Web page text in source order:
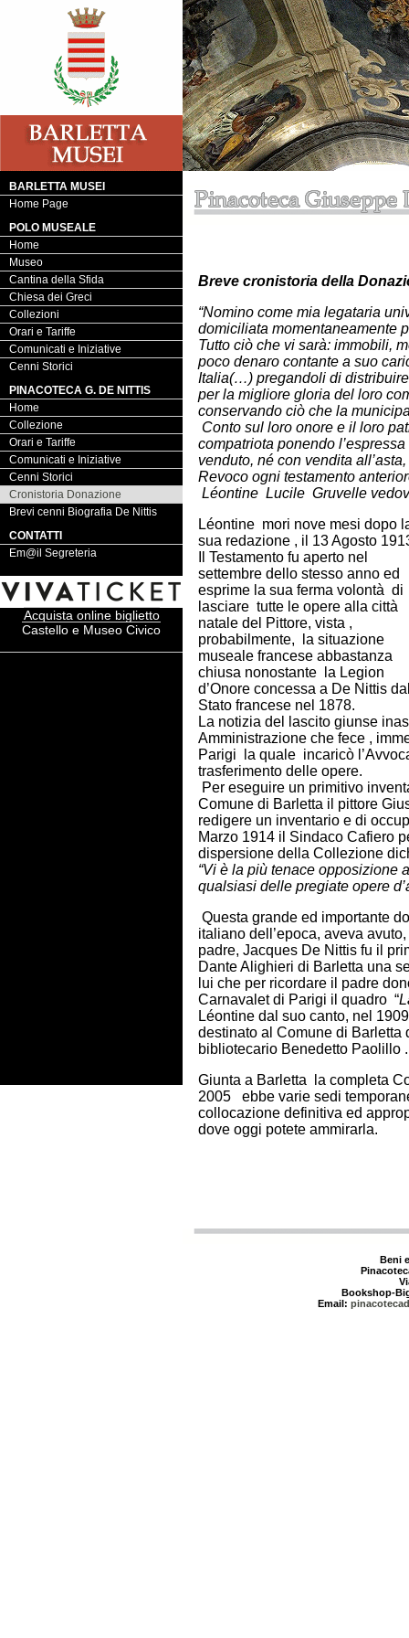
BARLETTA MUSEI
Home Page
POLO MUSEALE
Home
Museo
Cantina della Sfida
Chiesa dei Greci
Collezioni
Orari e Tariffe
Comunicati e Iniziative
Cenni Storici
PINACOTECA G. DE NITTIS
Home
Collezione
Orari e Tariffe
Comunicati e Iniziative
Cenni Storici
Cronistoria Donazione
Brevi cenni Biografia De Nittis
CONTATTI
Em@il Segreteria
Acquista online biglietto
Castello e Museo Civico
Breve cronistoria della
“Nomino come mia legataria
domiciliata momentaneamente
Tutto ciò che vi sarà: immobili,
poco denaro contante a suo
Italia(…) pregandoli di distribuire
per la migliore gloria del loro
conservando ciò che la
Conto sul loro onore e il loro
compatriota ponendo
venduto, né con vendita
Revoco ogni testamento
Léontine Lucile Gruvelle
Léontine mori nove mesi dopo
sua redazione , il 13 Agosto
Il Testamento fu aperto nel
settembre dello stesso anno ed
esprime la sua ferma volontà di
lasciare tutte le opere alla città
natale del Pittore, vista ,
probabilmente, la situazione
museale francese abbastanza
chiusa nonostante la Legion
d’Onore concessa a De Nittis
Stato francese nel 1878.
La notizia del lascito giunse
Amministrazione che fece ,
Parigi la quale incaricò
trasferimento delle opere.
Per eseguire un primitivo
Comune di Barletta il pittore
redigere un inventario e di
Marzo 1914 il Sindaco Cafiero
dispersione della Collezione
“Vi è la più tenace opposizione
qualsiasi delle pregiate opere
Questa grande ed importante
italiano dell’epoca, aveva
padre, Jacques De Nittis fu il
Dante Alighieri di Barletta una
lui che per ricordare il padre
Carnavalet di Parigi il quadro “
Léontine dal suo canto, nel
destinato al Comune di
bibliotecario Benedetto Paolillo .
Giunta a Barletta la completa
2005 ebbe varie sedi
collocazione definitiva ed
dove oggi potete ammirarla.
Beni
Bookshop-
Email: